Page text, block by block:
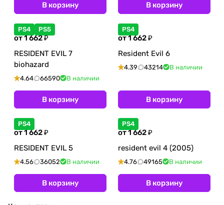
В корзину В корзину
PS4 PS5
от 1 662 ₽
RESIDENT EVIL 7
biohazard
4.64 66590 В наличии
В корзину
PS4
от 1 662 ₽
Resident Evil 6
4.39 43214 В наличии
В корзину
PS4
от 1 662 ₽
RESIDENT EVIL 5
4.56 36052 В наличии
В корзину
PS4
от 1 662 ₽
resident evil 4 (2005)
4.76 49165 В наличии
В корзину